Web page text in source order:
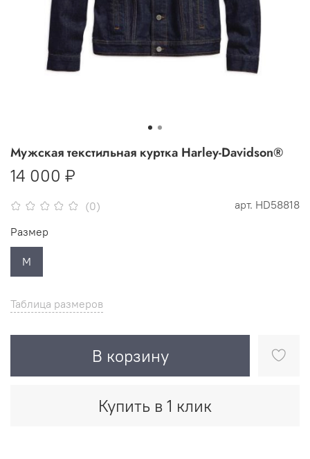
(0) арт. HD58818
Мужская текстильная куртка Harley-Davidson®
14 000 ₽
Таблица размеров
В корзину
Купить в 1 клик
Размер
M